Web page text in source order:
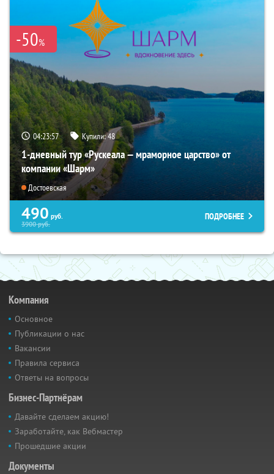
-50%
04:23:56 Купили:48
1-дневный тур «Рускеала — мраморное царство» от
компании «Шарм»
Достоевская
490 руб.
3900руб.
ПОДРОБНЕЕ
Компания
Основное
Публикации о нас
Вакансии
Правила сервиса
Ответы на вопросы
Бизнес-Партнёрам
Давайте сделаем акцию!
Заработайте, как Вебмастер
Прошедшие акции
Документы